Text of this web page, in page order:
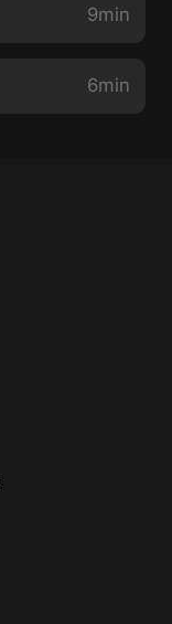
9min
6min